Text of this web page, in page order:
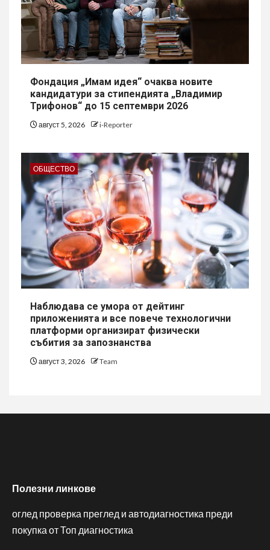
Фондация „Имам идея“ очаква новите
кандидатури за стипендията „Владимир
Трифонов“ до 15 септември 2026
август 5, 2026 i-Reporter
ОБЩЕСТВО
Наблюдава се умора от дейтинг
приложенията и все повече технологични
платформи организират физически
събития за запознанства
август 3, 2026 Team
Полезни линкове
оглед проверка преглед и автодиагностика преди
покупка от Топ диагностика